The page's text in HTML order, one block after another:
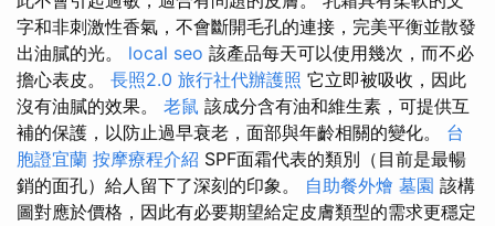
字和非刺激性香氣，不會斷開毛孔的連接，完美平衡並散發
出油膩的光。 local seo 該產品每天可以使用幾次，而不必
擔心表皮。 長照2.0 旅行社代辦護照 它立即被吸收，因此
沒有油膩的效果。 老鼠 該成分含有油和維生素，可提供互
補的保護，以防止過早衰老，面部與年齡相關的變化。 台
胞證宜蘭 按摩療程介紹 SPF面霜代表的類別（目前是最暢
銷的面孔）給人留下了深刻的印象。 自助餐外燴 墓園 該構
圖對應於價格，因此有必要期望給定皮膚類型的需求更穩定